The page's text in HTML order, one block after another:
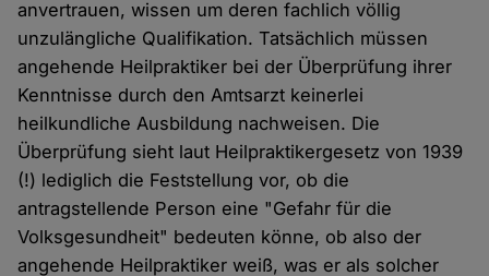
anvertrauen, wissen um deren fachlich völlig
unzulängliche Qualifikation. Tatsächlich müssen
angehende Heilpraktiker bei der Überprüfung ihrer
Kenntnisse durch den Amtsarzt keinerlei
heilkundliche Ausbildung nachweisen. Die
Überprüfung sieht laut Heilpraktikergesetz von 1939
(!) lediglich die Feststellung vor, ob die
antragstellende Person eine "Gefahr für die
Volksgesundheit" bedeuten könne, ob also der
angehende Heilpraktiker weiß, was er als solcher